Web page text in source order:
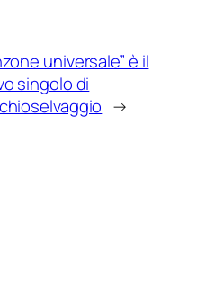
universale” è il
singolo di
→